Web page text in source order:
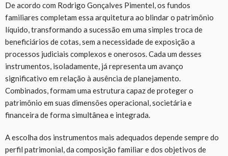
De acordo com Rodrigo Gonçalves Pimentel, os fundos
familiares completam essa arquitetura ao blindar o patrimônio
líquido, transformando a sucessão em uma simples troca de
beneficiários de cotas, sem a necessidade de exposição a
processos judiciais complexos e onerosos. Cada um desses
instrumentos, isoladamente, já representa um avanço
significativo em relação à ausência de planejamento.
Combinados, formam uma estrutura capaz de proteger o
patrimônio em suas dimensões operacional, societária e
financeira de forma simultânea e integrada.
A escolha dos instrumentos mais adequados depende sempre do
perfil patrimonial, da composição familiar e dos objetivos de